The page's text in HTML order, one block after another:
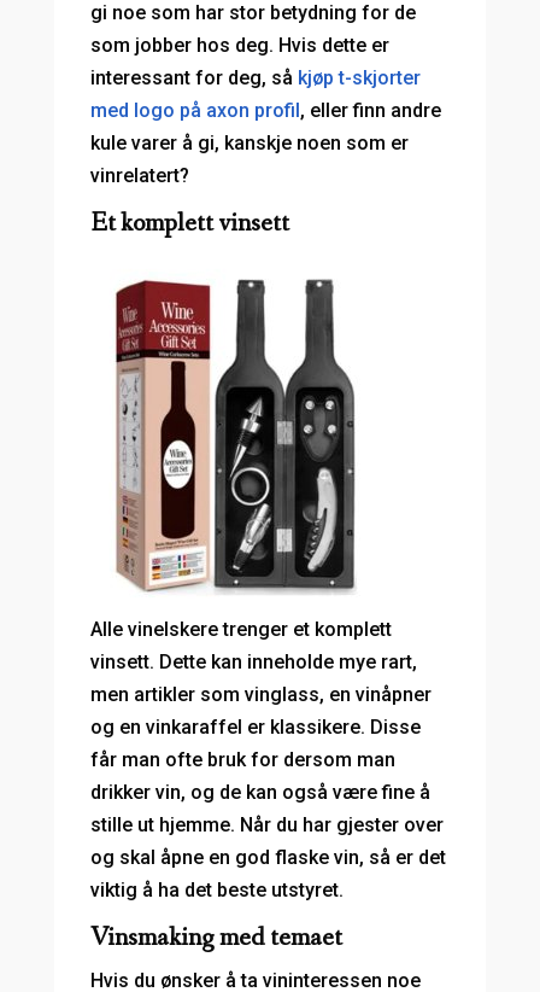
gi noe som har stor betydning for de
som jobber hos deg. Hvis dette er
interessant for deg, så kjøp t-skjorter
med logo på axon profil, eller finn andre
kule varer å gi, kanskje noen som er
vinrelatert?
Et komplett vinsett
Alle vinelskere trenger et komplett
vinsett. Dette kan inneholde mye rart,
men artikler som vinglass, en vinåpner
og en vinkaraffel er klassikere. Disse
får man ofte bruk for dersom man
drikker vin, og de kan også være fine å
stille ut hjemme. Når du har gjester over
og skal åpne en god flaske vin, så er det
viktig å ha det beste utstyret.
Vinsmaking med temaet
Hvis du ønsker å ta vininteressen noe